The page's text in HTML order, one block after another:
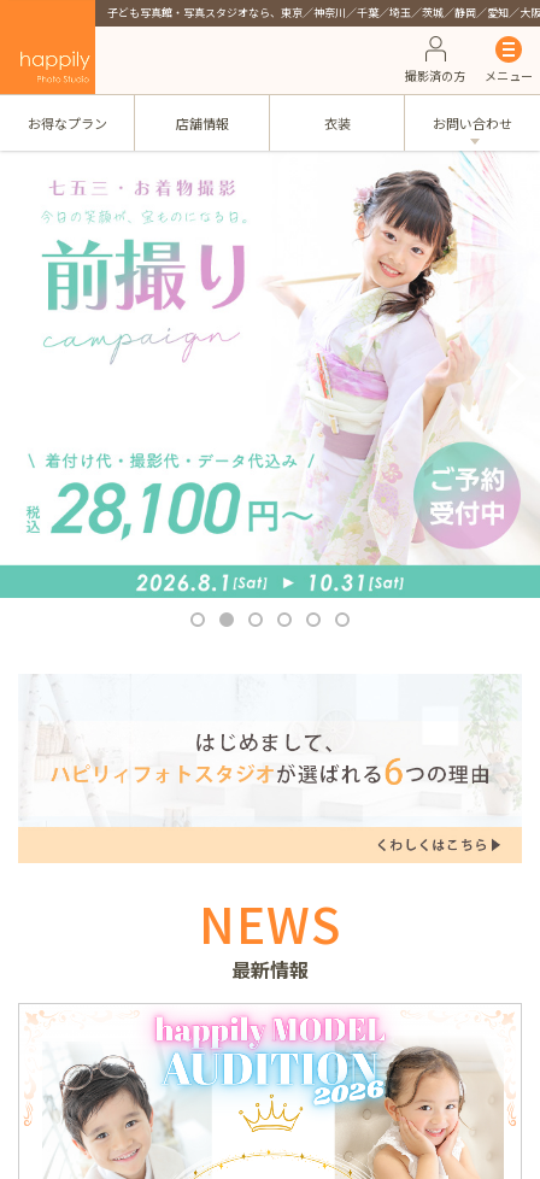
子ども写真館・写真スタジオなら、東京／神奈川／千葉／埼玉／茨城／静岡／愛知／大
撮影済の方 メニュー
お得なプラン 店舗情報 衣装 お問い合わせ
NEWS
最新情報